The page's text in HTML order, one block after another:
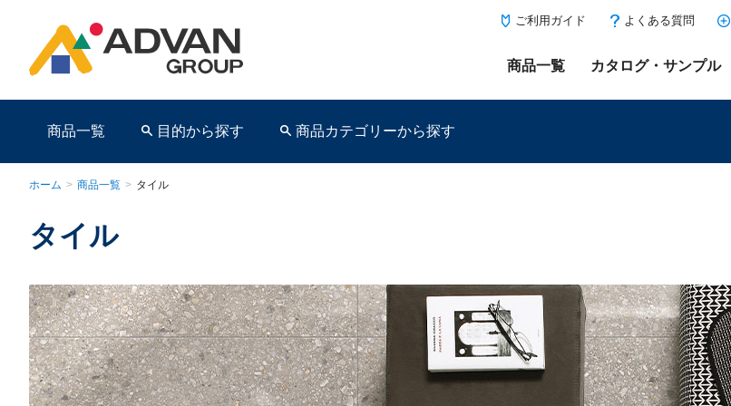
ご利用ガイド よくある質問
商品一覧 カタログ・サンプル
商品一覧 目的から探す 商品カテゴリーから探す
ホーム > 商品一覧 > タイル
タイル